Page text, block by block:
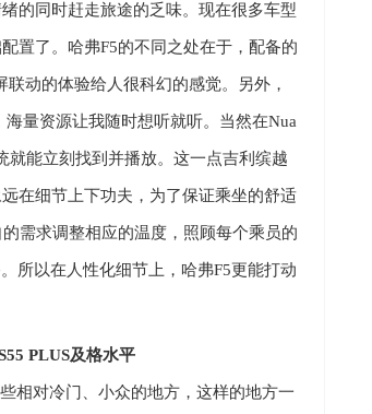
的同时赶走旅途的乏味。现在很多车型
置了。哈弗F5的不同之处在于，配备的
动的体验给人很科幻的感觉。另外，
海量资源让我随时想听就听。当然在Nua
就能立刻找到 并播放。这一点吉利缤越
在细节上下功夫，为了保证乘坐的舒适
需求调整相应的温度，照顾每个乘员的
所以在人性化细节上，哈弗F5更能打动
PLUS及格水平
相对冷门、小众的地方，这样的地方一